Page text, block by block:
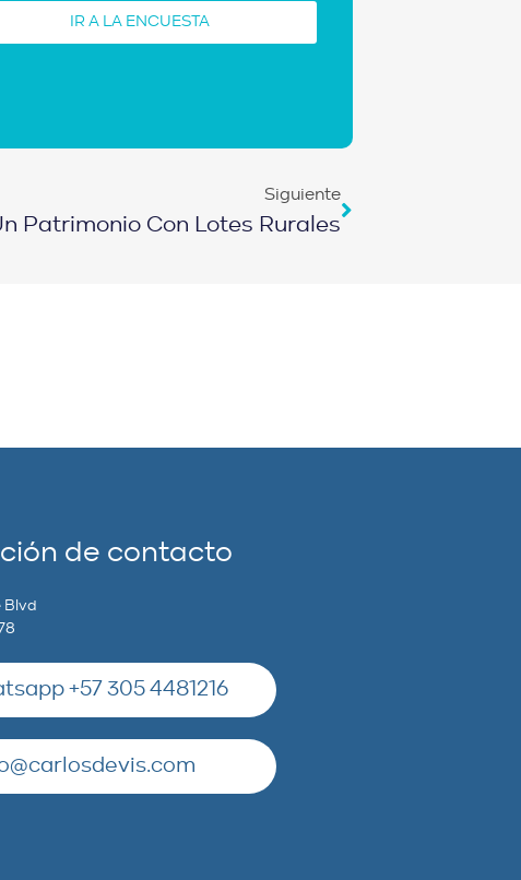
IR A LA ENCUESTA
Siguiente
Patrimonio Con Lotes Rurales
de contacto
Blvd
+57 305 4481216